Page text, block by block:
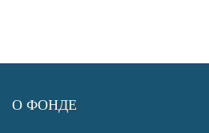
О ФОНДЕ